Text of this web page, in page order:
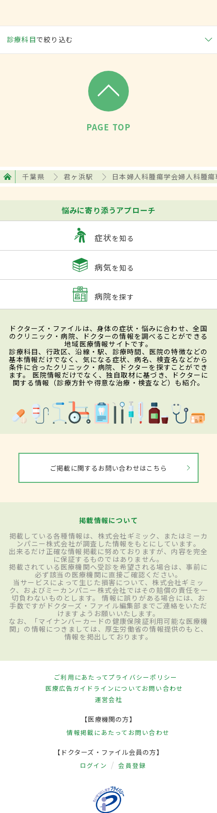
診療科目で絞り込む
PAGE TOP
千葉県 君ヶ浜駅 日本婦人科腫瘍学会婦人科腫
悩みに寄り添うアプローチ
症状を知る
病気を知る
病院を探す
ドクターズ・ファイルは、身体の症状・悩みに合わせ、全国
のクリニック・病院、ドクターの情報を調べることができる
地域医療情報サイトです。
診療科目、行政区、沿線・駅、診療時間、医院の特徴などの
基本情報だけでなく、気になる症状、病名、検査名などから
条件に合ったクリニック・病院、ドクターを探すことができ
ます。 医院情報だけでなく、独自取材に基づき、ドクターに
関する情報（診療方針や得意な治療・検査など）も紹介。
ご掲載に関するお問い合わせはこちら
掲載情報について
掲載している各種情報は、株式会社ギミック、またはミーカ
ンパニー株式会社が調査した情報をもとにしています。
出来るだけ正確な情報掲載に努めておりますが、内容を完全
に保証するものではありません。
掲載されている医療機関へ受診を希望される場合は、事前に
必ず該当の医療機関に直接ご確認ください。
当サービスによって生じた損害について、株式会社ギミッ
ク、およびミーカンパニー株式会社ではその賠償の責任を一
切負わないものとします。 情報に誤りがある場合には、お
手数ですがドクターズ・ファイル編集部までご連絡をいただ
けますようお願いいたします。
なお、「マイナンバーカードの健康保険証利用可能な医療機
関」の情報につきましては、厚生労働省の情報提供のもと、
情報を掲出しております。
ご利用にあたってプライバシーポリシー
医療広告ガイドラインについてお問い合わせ
運営会社
【医療機関の方】
情報掲載にあたって お問い合わせ
【ドクターズ・ファイル会員の方】
ログイン 会員登録